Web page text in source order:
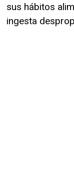
sus hábitos
ingesta